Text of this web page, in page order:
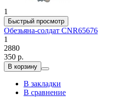
1
Быстрый просмотр
Обезьяна-солдат CNR65676
1
2880
350 р.
В корзину
В закладки
В сравнение